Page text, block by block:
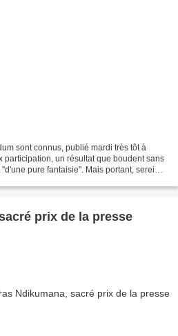
sont connus, publié mardi très tôt à
participation, un résultat que boudent sans
pure fantaisie". Mais portant, sereine,
prix de la presse